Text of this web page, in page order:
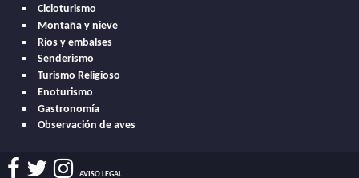
Cicloturismo
Montaña y nieve
Ríos y embalses
Senderismo
Turismo Religioso
Enoturismo
Gastronomía
Observación de aves
AVISO LEGAL